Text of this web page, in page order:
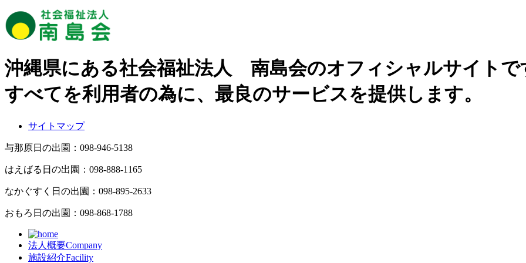
沖縄県にある社会福祉法人 南島会のオフィシャルサイトで
すべてを利用者の為に、最良のサービスを提供します。
サイトマップ
与那原日の出園： 098-946-5138
はえばる日の出園： 098-888-1165
なかぐすく日の出園： 098-895-2633
おもろ日の出園： 098-868-1788
法人概要Company
施設紹介Facility